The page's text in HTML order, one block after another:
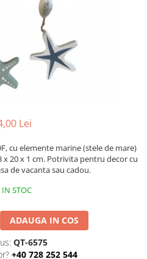
Lei
cu elemente marine (stele de mare)
20 x 1 cm. Potrivita pentru decor cu
de vacanta sau cadou.
IN STOC
ADAUGA IN COS
QT-6575
+40 728 252 544